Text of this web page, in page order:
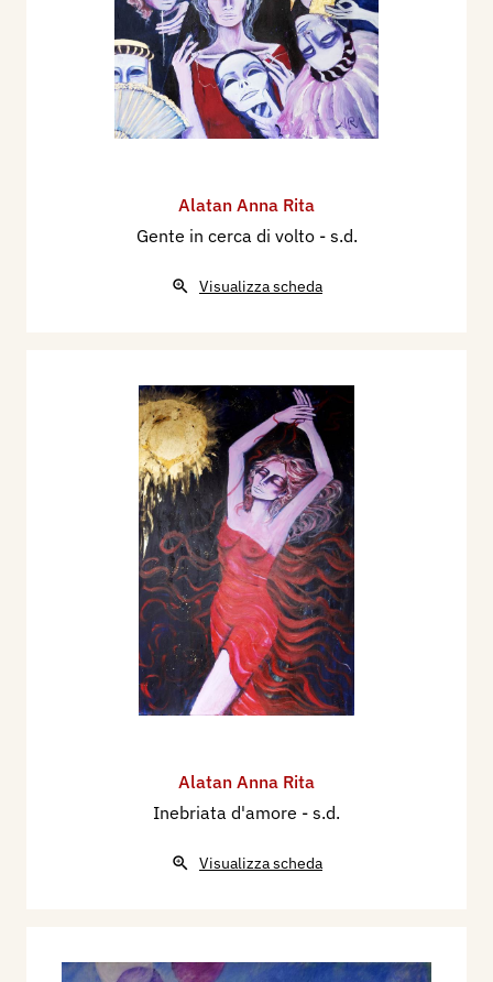
Alatan Anna Rita
Gente in cerca di volto - s.d.
Visualizza scheda
Alatan Anna Rita
Inebriata d'amore - s.d.
Visualizza scheda